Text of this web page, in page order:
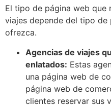
El tipo de página web que
viajes depende del tipo
ofrezca.
Agencias de viajes
enlatados: Estas
una página web de
página web de
clientes reservar sus